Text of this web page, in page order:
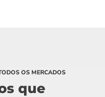
OS MERCADOS
que